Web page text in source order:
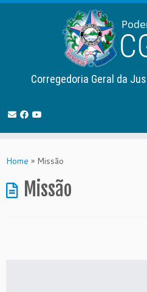
to
Corregedoria Geral da
Home » Missão
Missão